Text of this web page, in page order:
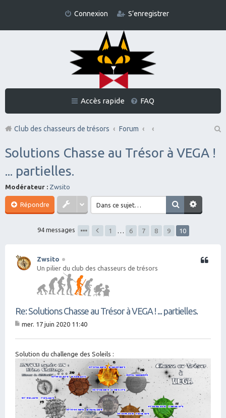
Connexion S’enregistrer
Accès rapide FAQ
Club des chasseurs de trésors
Forum
ch
Solutions Chasse au Trésor à VEGA !
... partielles.
Modérateur : Zwsito
Répondre
94 messages 1 … 6 7 8 9 10
Zwsito
Un pilier du club des chasseurs de trésors
Re: Solutions Chasse au Trésor à VEGA ! ... partielles.
Citation
g
e
mer. 17 juin 2020 11:40
Solution du challenge des Soleils :